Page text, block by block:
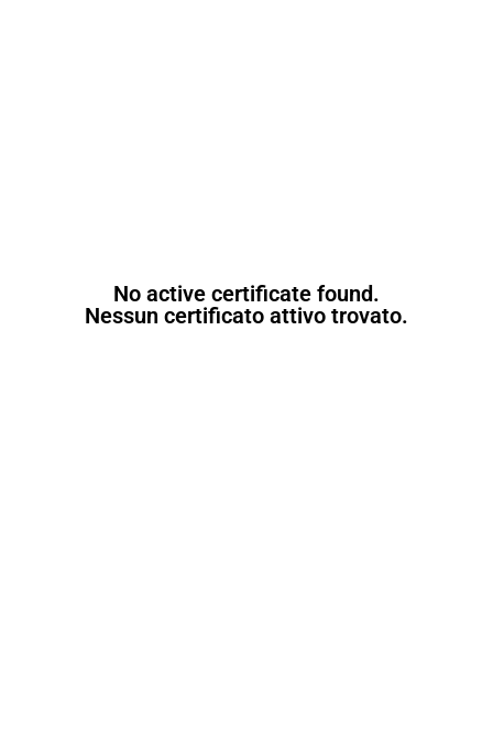
No active certificate found.
Nessun certificato attivo trovato.